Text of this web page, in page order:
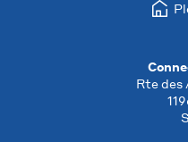
Rte des